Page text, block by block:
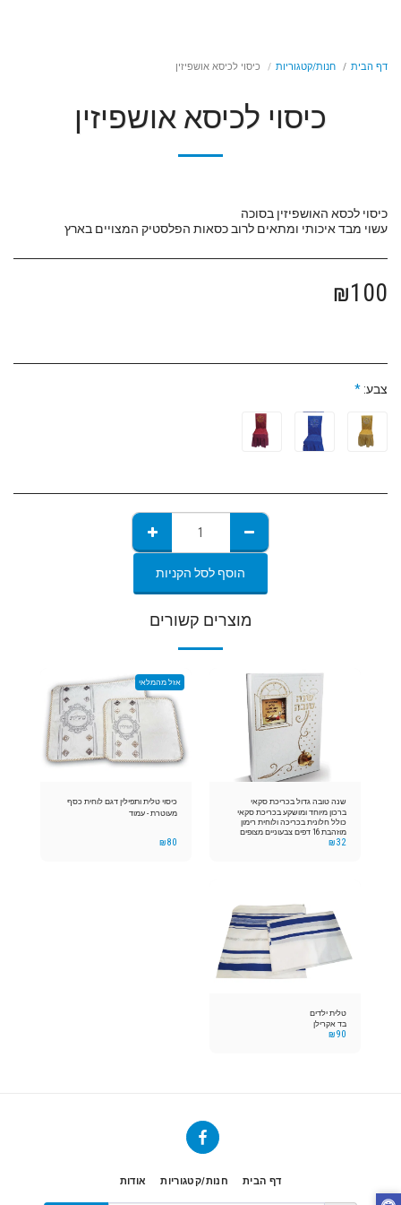
דף הבית חנות/קטגוריות כיסוי לכיסא אושפיזין
כיסוי לכיסא אושפיזין
עשוי מבד איכותי ומתאים לרוב כסאות הפלסטיק המצויים בארץ
₪100
צבע: *
הוסף לסל הקניות
מוצרים קשורים
שנה טובה גדול בכריכת סקאי
ברכון מיוחד ומושקע בכריכת סקאי
כולל חלונית בכריכה ולוחית רימון
מוזהבת 16 דפים צבעוניים מצופים
למינציה הברכון כולל בתוכו: סדר
₪32
אזל מהמלאי
כיסוי טלית ותפילין דגם לוחית כסף
מעוטרת - עמוד
₪80
טלית ילדים
בד אקרילן
₪90
דף הבית חנות/קטגוריות אודות